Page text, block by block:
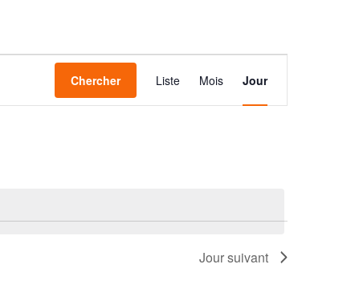
Chercher
de
vues
Liste Mois Jour
Jour suivant